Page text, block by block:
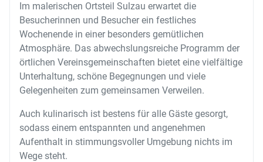
Im malerischen Ortsteil Sulzau erwartet die
Besucherinnen und Besucher ein festliches
Wochenende in einer besonders gemütlichen
Atmosphäre. Das abwechslungsreiche Programm der
örtlichen Vereinsgemeinschaften bietet eine vielfältige
Unterhaltung, schöne Begegnungen und viele
Gelegenheiten zum gemeinsamen Verweilen.
Auch kulinarisch ist bestens für alle Gäste gesorgt,
sodass einem entspannten und angenehmen
Aufenthalt in stimmungsvoller Umgebung nichts im
Wege steht.